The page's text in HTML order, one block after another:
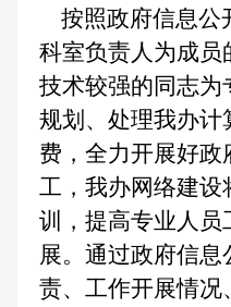
按照政府信息公
科室负责人为成员
技术较强的同志为
规划、处理我办计
费，全力开展好
工，我办网络建设
训，提高专业人员
展。通过政府信
责、工作开展情况